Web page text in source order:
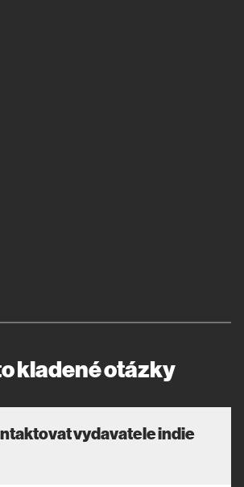
kladené otázky
vydavatele indie